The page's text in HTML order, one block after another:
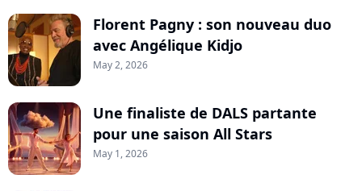
Florent Pagny : son nouveau duo
avec Angélique Kidjo
May 2, 2026
Une finaliste de DALS partante
pour une saison All Stars
May 1, 2026